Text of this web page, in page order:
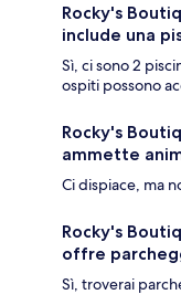
Rocky's
include una
Sì, ci sono 2
ospiti possono
Rocky's
ammette
Ci dispiace, ma
Rocky's
offre
Sì, troverai